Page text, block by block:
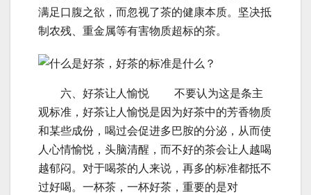
满足口腹之欲，而忽视了茶的健康本质。坚决抵
制农残、重金属等有害物质超标的茶。
六、好茶让人愉悦 不要认为这是条主
观标准，好茶让人愉悦是因为好茶中的芳香物质
和某些成份，喝过会促进多巴胺的分泌，从而使
人心情愉悦，头脑清醒，而不好的茶会让人越喝
越郁闷。对于喝茶的人来说，再多的标准都抵不
过好喝。一杯茶，一杯好茶，重要的是对